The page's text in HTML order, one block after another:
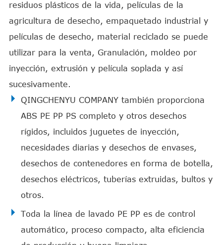
residuos plásticos de la vida, películas de la
agricultura de desecho, empaquetado industrial y
películas de desecho, material reciclado se puede
utilizar para la venta, Granulación, moldeo por
inyección, extrusión y película soplada y así
sucesivamente.
QINGCHENYU COMPANY también proporciona
ABS PE PP PS completo y otros desechos
rígidos, incluidos juguetes de inyección,
necesidades diarias y desechos de envases,
desechos de contenedores en forma de botella,
desechos eléctricos, tuberías extruidas, bultos y
otros.
Toda la línea de lavado PE PP es de control
automático, proceso compacto, alta eficiencia